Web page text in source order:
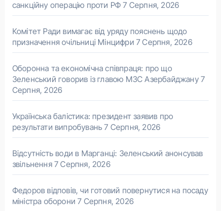
санкційну операцію проти РФ 7 Серпня, 2026
Комітет Ради вимагає від уряду пояснень щодо
призначення очільниці Мінцифри 7 Серпня, 2026
Оборонна та економічна співпраця: про що
Зеленський говорив із главою МЗС Азербайджану 7
Серпня, 2026
Українська балістика: президент заявив про
результати випробувань 7 Серпня, 2026
Відсутність води в Марганці: Зеленський анонсував
звільнення 7 Серпня, 2026
Федоров відповів, чи готовий повернутися на посаду
міністра оборони 7 Серпня, 2026